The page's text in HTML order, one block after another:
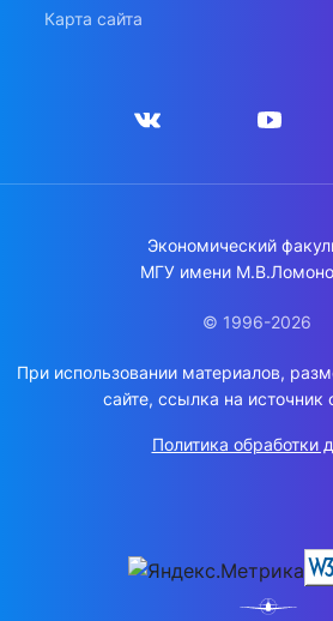
Карта сайта
Экономический
МГУ имени
© 1996-2026
При использовании материалов,
сайте, ссылка на источник
Политика обработки